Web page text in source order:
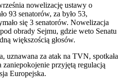
nowelizację ustawy o
93 senatorów, za było 53,
się 3 senatorów. Nowelizacja
obrady Sejmu, gdzie weto Senatu
większością głosów.
uznawana za atak na TVN, spotkała
przyjętą regulacją
Europejska.